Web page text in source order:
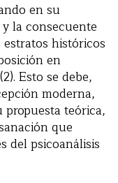
en su
la consecuente
históricos
en
Esto se debe,
moderna,
propuesta teórica,
que
del psicoanálisis